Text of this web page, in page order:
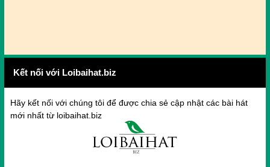
Kết nối với Loibaihat.biz
Hãy kết nối với chúng tôi để được chia sẻ cập nhật các bài hát
mới nhất từ loibaihat.biz